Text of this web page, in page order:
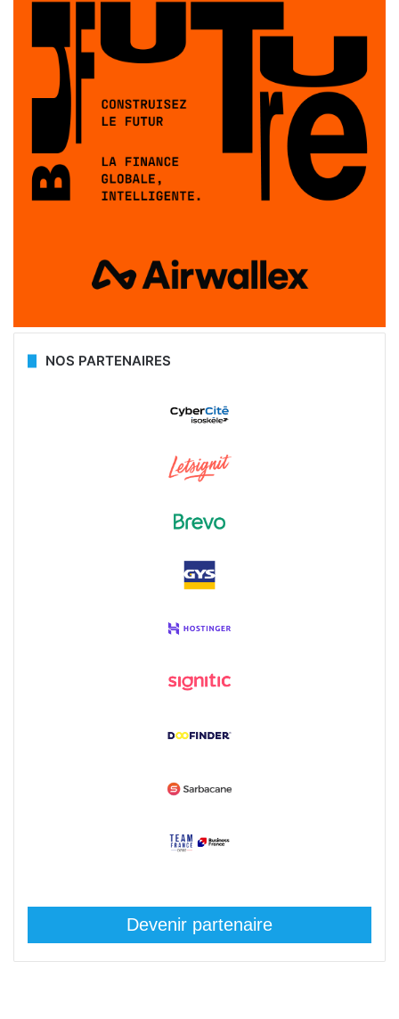
NOS PARTENAIRES
Devenir partenaire